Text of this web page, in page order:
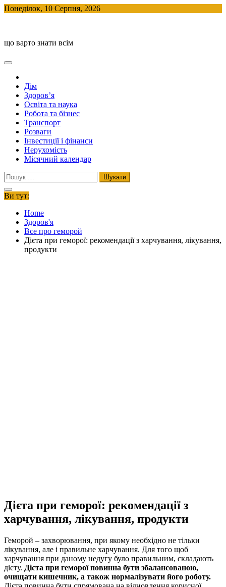
Skip
Понеділок, 10 Серпня, 2026
що варто знати всім
Дім
Здоров’я
Освіта та наука
Робота та бізнес
Транспорт
Розваги
Інвестиції і фінанси
Нерухомість
Місячний календар
Пошук:
Ви тут:
Home
Здоров'я
Все про геморой
Дієта при геморої: рекомендації з харчування, лікування,
продукти
Дієта при геморої: рекомендації з
харчування, лікування, продукти
Геморой – захворювання, при якому необхідно не тільки
лікування, але і правильне харчування. Для того щоб
харчування при даному недугу було правильним, складають
дієту. Дієта при геморої повинна бути збалансованою,
очищати кишечник, а також нормалізувати його роботу.